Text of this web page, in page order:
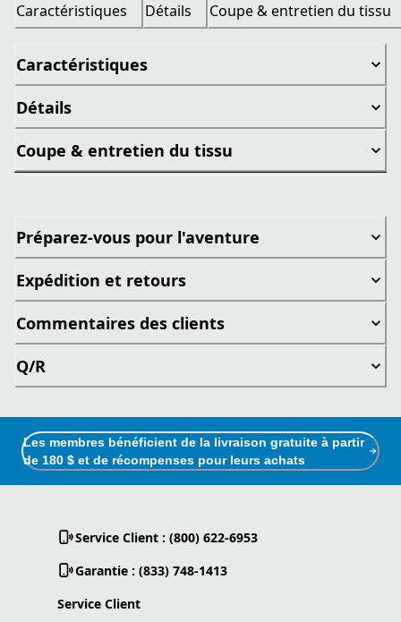
Caractéristiques Détails Coupe & entretien du tissu
Caractéristiques
Détails
Coupe & entretien du tissu
Préparez-vous pour l'aventure
Expédition et retours
Commentaires des clients
Q/R
Les membres bénéficient de la livraison gratuite à partir
de 180 $ et de récompenses pour leurs achats
Service Client : (800) 622-6953
Garantie : (833) 748-1413
Service Client